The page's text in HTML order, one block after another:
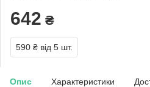
642 ₴
590 ₴ від 5 шт.
Опис Характеристики